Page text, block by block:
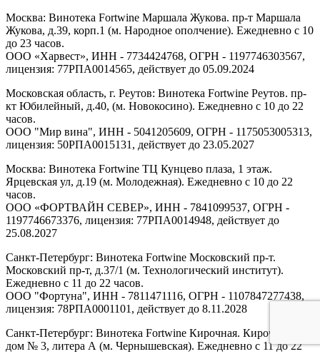
Москва: Винотека Fortwine Маршала Жукова. пр-т Маршала
Жукова, д.39, корп.1 (м. Народное ополчение). Ежедневно с 10
до 23 часов.
ООО «Харвест», ИНН - 7734424768, ОГРН - 1197746303567,
лицензия: 77РПА0014565, действует до 05.09.2024
Московская область, г. Реутов: Винотека Fortwine Реутов. пр-
кт Юбилейный, д.40, (м. Новокосино). Ежедневно с 10 до 22
часов.
ООО "Мир вина", ИНН - 5041205609, ОГРН - 1175053005313,
лицензия: 50РПА0015131, действует до 23.05.2027
Москва: Винотека Fortwine ТЦ Кунцево плаза, 1 этаж.
Ярцевская ул, д.19 (м. Молодежная). Ежедневно с 10 до 22
часов.
ООО «ФОРТВАЙН СЕВЕР», ИНН - 7841099537, ОГРН -
1197746673376, лицензия: 77РПА0014948, действует до
25.08.2027
Санкт-Петербург: Винотека Fortwine Московский пр-т.
Московский пр-т, д.37/1 (м. Технологический институт).
Ежедневно с 11 до 22 часов.
ООО "Фортуна", ИНН - 7811471116, ОГРН - 1107847277438,
лицензия: 78РПА0001101, действует до 8.11.2028
Санкт-Петербург: Винотека Fortwine Кирочная. Кирочная ул,
дом № 3, литера А (м. Чернышевская). Ежедневно с 11 до 22